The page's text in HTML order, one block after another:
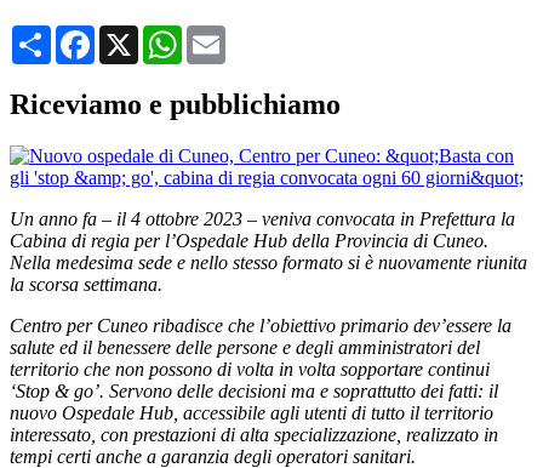
CondividiFacebook
X WhatsApp
Riceviamo e pubblichiamo
Un anno fa – il 4 ottobre 2023 – veniva convocata in Prefettura la
Cabina di regia per l’Ospedale Hub della Provincia di Cuneo.
Nella medesima sede e nello stesso formato si è nuovamente riunita
la scorsa settimana.
Centro per Cuneo ribadisce che l’obiettivo primario dev’essere la
salute ed il benessere delle persone e degli amministratori del
territorio che non possono di volta in volta sopportare continui
‘Stop & go’. Servono delle decisioni ma e soprattutto dei fatti: il
nuovo Ospedale Hub, accessibile agli utenti di tutto il territorio
interessato, con prestazioni di alta specializzazione, realizzato in
tempi certi anche a garanzia degli operatori sanitari.